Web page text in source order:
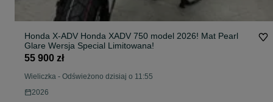
Honda X-ADV Honda XADV 750 model 2026! Mat Pearl
Glare Wersja Special Limitowana!
55 900 zł
Wieliczka - Odświeżono dzisiaj o 11:55
2026